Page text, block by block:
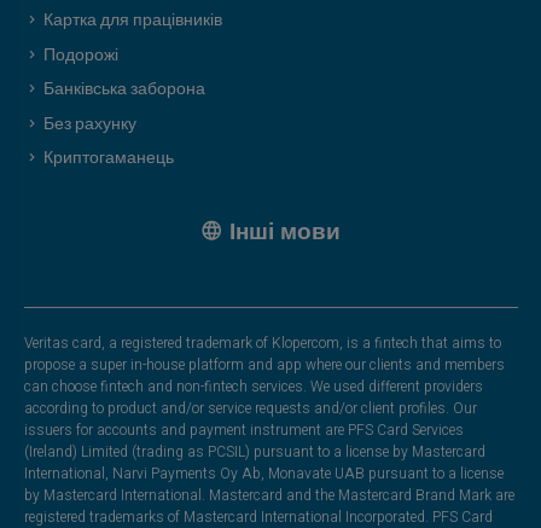
Картка для працівників
Подорожі
Банківська заборона
Без рахунку
Криптогаманець
Інші мови
Veritas card, a registered trademark of Klopercom, is a fintech that aims to
propose a super in-house platform and app where our clients and members
can choose fintech and non-fintech services. We used different providers
according to product and/or service requests and/or client profiles. Our
issuers for accounts and payment instrument are PFS Card Services
(Ireland) Limited (trading as PCSIL) pursuant to a license by Mastercard
International, Narvi Payments Oy Ab, Monavate UAB pursuant to a license
by Mastercard International. Mastercard and the Mastercard Brand Mark are
registered trademarks of Mastercard International Incorporated. PFS Card